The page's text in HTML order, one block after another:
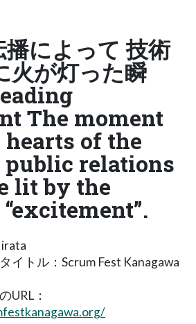
播によって 技術
火が灯った瞬
The moment
of the
relations
lit by the
イトル：Scrum Fest Kanagawa
URL：